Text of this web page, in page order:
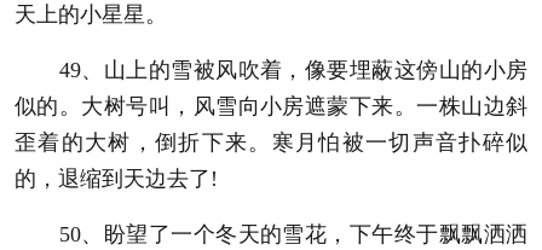
天上的小星星。
49、山上的雪被风吹着，像要埋蔽这傍山的小房
似的。大树号叫，风雪向小房遮蒙下来。一株山边斜
歪着的大树，倒折下来。寒月怕被一切声音扑碎似
的，退缩到天边去了!
50、盼望了一个冬天的雪花，下午终于飘飘洒洒